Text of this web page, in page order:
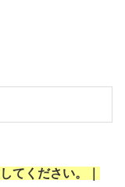
てください。｜